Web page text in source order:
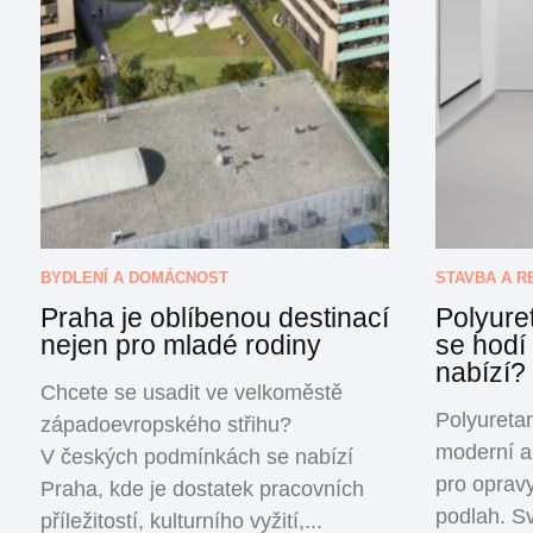
BYDLENÍ A DOMÁCNOST
Praha je oblíbenou destinací
nejen pro mladé rodiny
Chcete se usadit ve velkoměstě
západoevropského střihu?
V českých podmínkách se nabízí
Praha, kde je dostatek pracovních
příležitostí, kulturního vyžití,...
STAVBA A
se hodí
nabízí?
moderní
pro
podlah.